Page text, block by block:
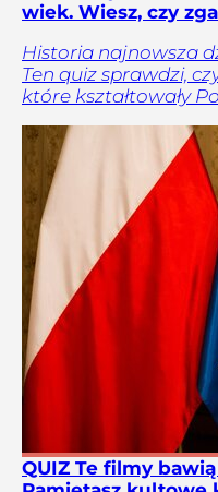
wiek. Wiesz, czy
Historia najnowsza
Ten quiz sprawdzi,
które kształtowały
QUIZ Te filmy